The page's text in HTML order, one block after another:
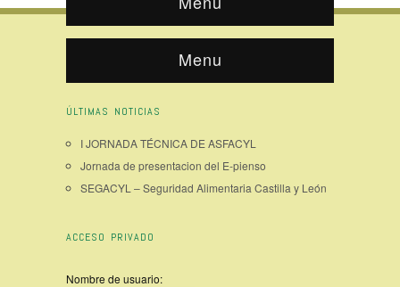
Menu
ÚLTIMAS NOTICIAS
I JORNADA TÉCNICA DE ASFACYL
Jornada de presentacion del E-pienso
SEGACYL – Seguridad Alimentaria Castilla y León
ACCESO PRIVADO
Nombre de usuario: